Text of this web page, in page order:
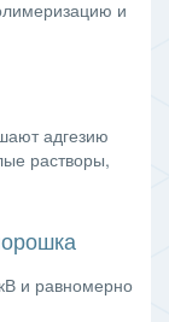
и
адгезию
растворы,
и равномерно